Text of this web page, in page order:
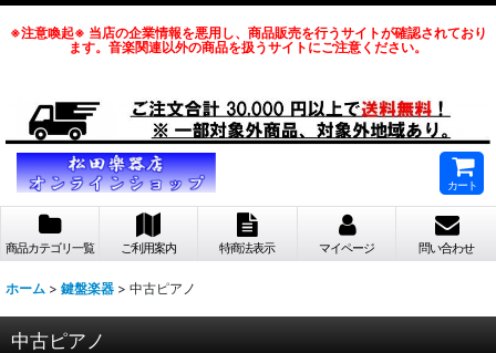
※注意喚起※ 当店の企業情報を悪用し、商品販売を行うサイトが確認されており
ます。音楽関連以外の商品を扱うサイトにご注意ください。
カート
商品カテゴリ一覧 ご利用案内 特商法表示 マイページ 問い合わせ
ホーム > 鍵盤楽器 > 中古ピアノ
中古ピアノ